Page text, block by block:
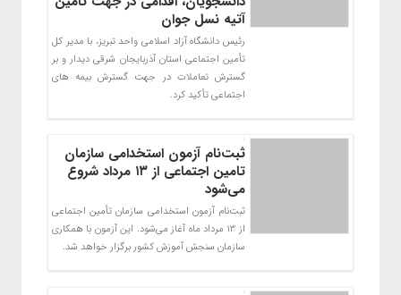
آتیه نسل جوان
رئیس دانشگاه آزاد اسلامی واحد تبریز، با مدیر کل
تأمین اجتماعی استان آذربایجان شرقی دیدار و بر
گسترش تعاملات در جهت گسترش بیمه های
اجتماعی تأکید کرد.
ثبت‌نام آزمون استخدامی سازمان
تامین اجتماعی از ۱۳ مرداد شروع
می‌شود
ثبت‌نام آزمون استخدامی سازمان تأمین اجتماعی
از 13 مرداد ماه آغاز می‌شود. این آزمون با همکاری
سازمان سنجش آموزش کشور برگزار خواهد شد.